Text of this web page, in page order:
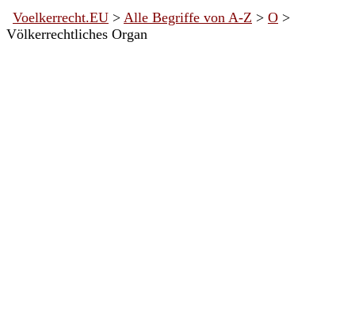
Voelkerrecht.EU > Alle Begriffe von A-Z > O >
Völkerrechtliches Organ